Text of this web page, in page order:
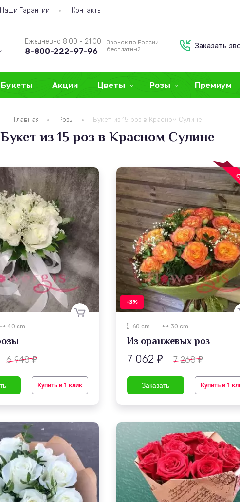
Наши Гарантии Контакты
Ежедневно 8:00 - 21:00
8-800-222-97-96
Звонок по России
бесплатный
Заказать
Букеты Акции Цветы Розы Премиум
Главная Розы Букет из 15 роз в Красном Сулине
Букет из 15 роз в Красном Сулине
40 cm
6 948₽
Купить в 1 клик
-3%
60 cm 30 cm
Из оранжевых роз
7 062 ₽ 7 268₽
Купить в 1